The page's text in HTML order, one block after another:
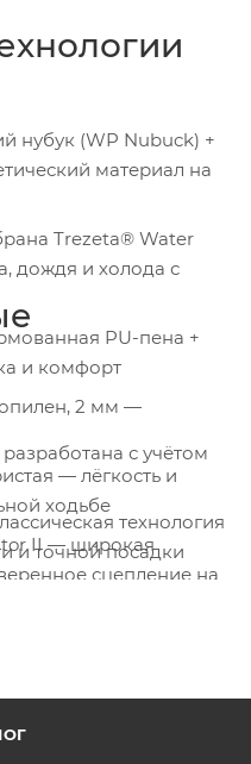
нубук (WP Nubuck) +
материал на
Trezeta® Water
дождя и холода с
PU-пена +
и комфорт
2 мм —
— лёгкость и
ходьбе
II — широкая
сцепление на
снегу
с учётом
технология
и точной посадки
под форму ноги
носок: